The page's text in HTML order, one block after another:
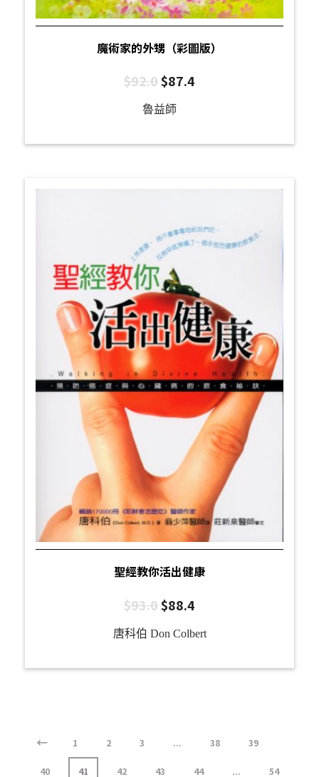
魔術家的外甥（彩圖版）
$92.0$87.4
魯益師
聖經教你活出健康
$93.0$88.4
唐科伯 Don Colbert
← 1 2 3 ... 38 39
40 41 42 43 44 ... 54